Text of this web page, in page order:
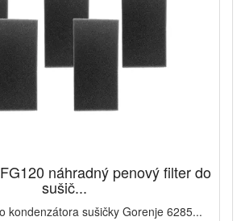
náhradný penový filter do
sušič...
kondenzátora sušičky Gorenje 6285...